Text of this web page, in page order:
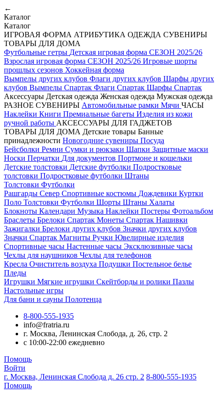
←
Каталог
Каталог
ИГРОВАЯ ФОРМА АТРИБУТИКА ОДЕЖДА СУВЕНИРЫ
ТОВАРЫ ДЛЯ ДОМА
Футбольные гетры Детская игровая форма СЕЗОН 2025/26
Взрослая игровая форма СЕЗОН 2025/26 Игровые шорты
прошлых сезонов Хоккейная форма
Вымпелы других клубов Флаги других клубов Шарфы других
клубов Вымпелы Спартак Флаги Спартак Шарфы Спартак
Аксессуары Детская одежда Женская одежда Мужская одежда
РАЗНОЕ СУВЕНИРЫ Автомобильные рамки Мячи ЧАСЫ
Наклейки Книги Премиальные багеты Изделия из кожи
ручной работы АКСЕССУАРЫ ДЛЯ ГАДЖЕТОВ
ТОВАРЫ ДЛЯ ДОМА Детские товары Банные
принадлежности Новогодние сувениры Посуда
Бейсболки Ремни Сумки и рюкзаки Шапки Защитные маски
Носки Перчатки Для документов Портмоне и кошельки
Детские толстовки Детские футболки Подростковые
толстовки Подростковые футболки Штаны
Толстовки Футболки
Рашгарды Север Спортивные костюмы Дождевики Куртки
Поло Толстовки Футболки Шорты Штаны Халаты
Блокноты Календари Музыка Наклейки Постеры Фотоальбом
Браслеты Брелоки Спартак Монеты Спартак Нашивки
Зажигалки Брелоки других клубов Значки других клубов
Значки Спартак Магниты Ручки Ювелирные изделия
Спортивные часы Настенные часы Эксклюзивные часы
Чехлы для наушников Чехлы для телефонов
Кресла Очиститель воздуха Подушки Постельное белье
Пледы
Игрушки Мягкие игрушки Скейтборды и ролики Пазлы
Настольные игры
Для бани и сауны Полотенца
8-800-555-1935
info@fratria.ru
г. Москва, Ленинская Слобода, д. 26, стр. 2
с 10:00-22:00 ежедневно
Помощь
Войти
г. Москва, Ленинская Слобода д. 26 стр. 2 8-800-555-1935
Помощь